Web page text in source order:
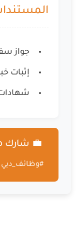
جواز
إثبات
💼 شارك